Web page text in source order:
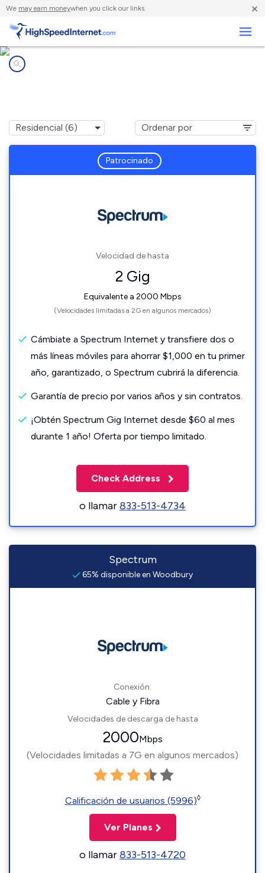
We may earn moneywhen you click our links. ×
Patrocinado
Velocidad de hasta
2 Gig
Equivalente a 2000 Mbps
(Velocidades limitadas a 2G en algunos mercados)
Cámbiate a Spectrum Internet y transfiere dos o
más líneas móviles para ahorrar $1,000 en tu primer
año, garantizado, o Spectrum cubrirá la diferencia.
Garantía de precio por varios años y sin contratos.
¡Obtén Spectrum Gig Internet desde $60 al mes
durante 1 año! Oferta por tiempo limitado.
Check Address
o llamar833-513-4734
Spectrum
65% disponible en Woodbury
Conexión:
Cable y Fibra
Velocidades de descarga de hasta
2000Mbps
(Velocidades limitadas a 7G en algunos mercados)
Calificación de usuarios (5996)◊
Ver Planes
o llamar833-513-4720